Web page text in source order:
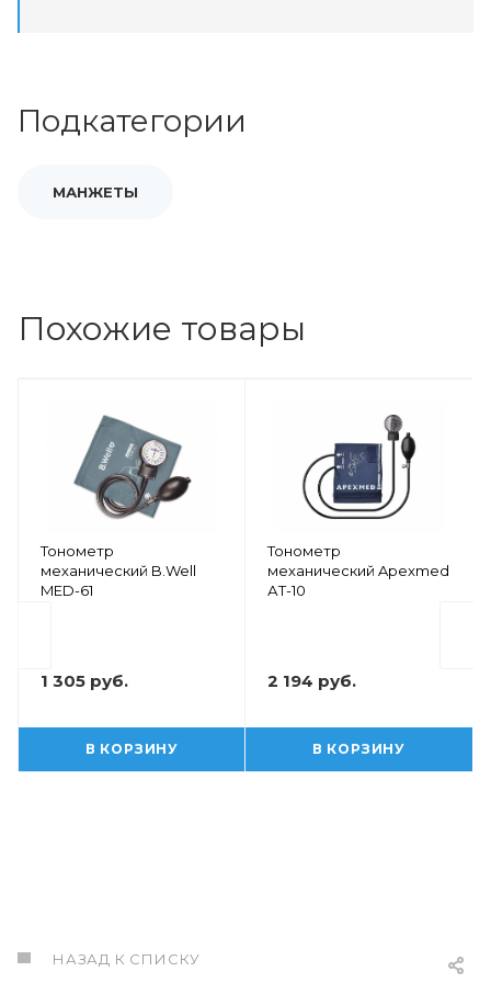
Подкатегории
МАНЖЕТЫ
Похожие товары
Тонометр
механический B.Well
MED-61
1 305 руб.
В КОРЗИНУ
Тонометр
механический Apexmed
АТ-10
2 194 руб.
В КОРЗИНУ
НАЗАД К СПИСКУ